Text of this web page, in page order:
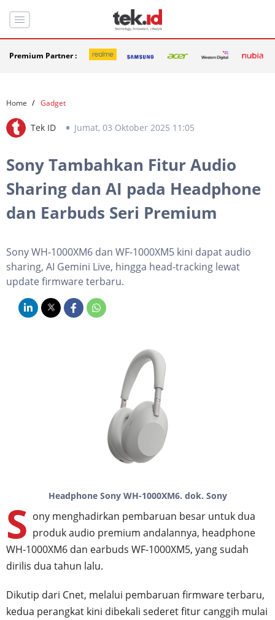
Premium Partner :
Home Gadget
Tek ID Jumat, 03 Oktober 2025 11:05
Sony Tambahkan Fitur Audio
Sharing dan AI pada Headphone
dan Earbuds Seri Premium
Sony WH-1000XM6 dan WF-1000XM5 kini dapat audio
sharing, AI Gemini Live, hingga head-tracking lewat
update firmware terbaru.
Headphone Sony WH-1000XM6. dok. Sony
S ony menghadirkan pembaruan besar untuk dua
produk audio premium andalannya, headphone
WH-1000XM6 dan earbuds WF-1000XM5, yang sudah
dirilis dua tahun lalu.
Dikutip dari Cnet, melalui pembaruan firmware terbaru,
kedua perangkat kini dibekali sederet fitur canggih mulai